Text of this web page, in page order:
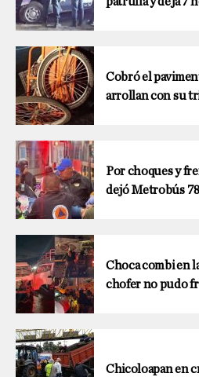
Cobró el
arrollan con su
Por choques y
dejó Metrobús
Choca combi en
chofer no pudo
Chicoloapan en